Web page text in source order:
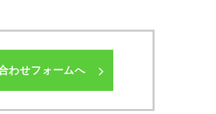
わせフォームへ